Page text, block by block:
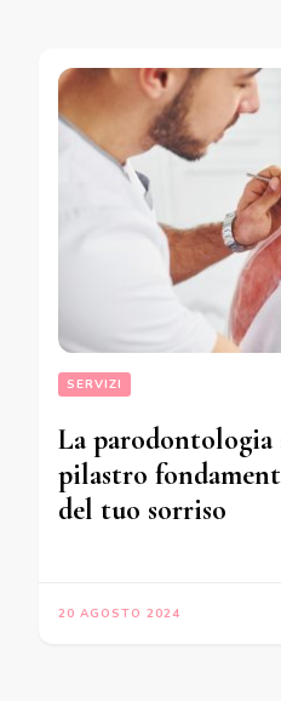
SERVIZI
La parodontologia
pilastro
del tuo sorriso
20 AGOSTO 2024